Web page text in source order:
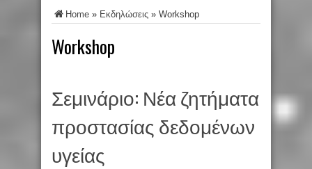
Home » Εκδηλώσεις » Workshop
Workshop
Σεμινάριο: Νέα ζητήματα
προστασίας δεδομένων
υγείας